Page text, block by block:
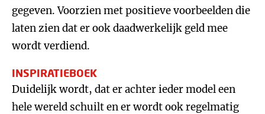
gegeven. Voorzien met positieve voorbeelden die
laten zien dat er ook daadwerkelijk geld mee
wordt verdiend.
INSPIRATIEBOEK
Duidelijk wordt, dat er achter ieder model een
hele wereld schuilt en er wordt ook regelmatig